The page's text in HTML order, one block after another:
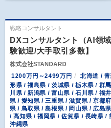
戦略コンサルタント
DXコンサルタント（AI領
験歓迎/大手取引多数】
株式会社STANDARD
1200万円～2499万円
北海道 /
形県 / 福島県 / 茨城県 / 栃木県 / 群
川県 / 新潟県 / 富山県 / 石川県 / 福
県 / 愛知県 / 三重県 / 滋賀県 / 京都
県 / 鳥取県 / 島根県 / 岡山県 / 広島
/ 高知県 / 福岡県 / 佐賀県 / 長崎県 /
沖縄県